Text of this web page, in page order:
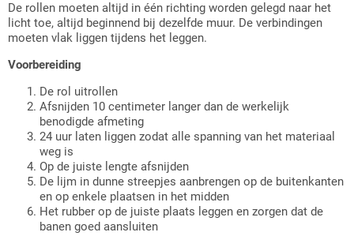
De rollen moeten altijd in één richting worden gelegd naar het
licht toe, altijd beginnend bij dezelfde muur. De verbindingen
moeten vlak liggen tijdens het leggen.
Voorbereiding
De rol uitrollen
Afsnijden 10 centimeter langer dan de werkelijk
benodigde afmeting
24 uur laten liggen zodat alle spanning van het materiaal
weg is
Op de juiste lengte afsnijden
De lijm in dunne streepjes aanbrengen op de buitenkanten
en op enkele plaatsen in het midden
Het rubber op de juiste plaats leggen en zorgen dat de
banen goed aansluiten